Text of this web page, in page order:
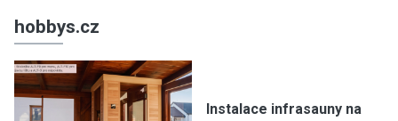
hobbys.cz
Instalace infrasauny na